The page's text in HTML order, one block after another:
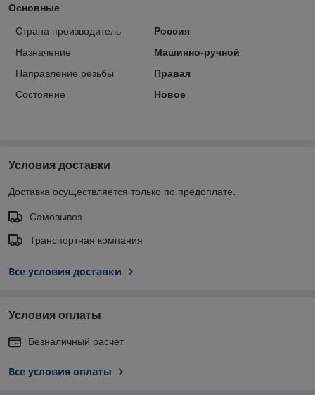
Основные
Страна производитель
Россия
Назначение
Машинно-ручной
Направление резьбы
Правая
Состояние
Новое
Условия доставки
Доставка осуществляется только по предоплате.
Самовывоз
Транспортная компания
Все условия доставки
Условия оплаты
Безналичный расчет
Все условия оплаты